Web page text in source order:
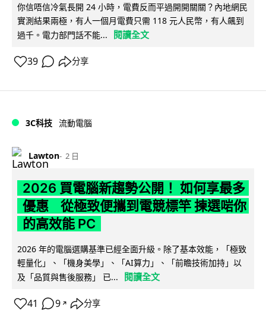
你信唔信冷氣長開 24 小時，電費反而平過開開關關？內地網民
實測結果兩極，有人一個月電費只需 118 元人民幣，有人飆到
過千。電力部門話不能...
閱讀全文
39 分享
3C科技 流動電腦
Lawton 2 日
2026 買電腦新趨勢公開！ 如何享最多
優惠 從極致便攜到電競標竿 揀選啱你
的高效能 PC
2026 年的電腦選購基準已經全面升級。除了基本效能，「極致
輕量化」、「機身美學」、「AI算力」、「前瞻技術加持」以
及「品質與售後服務」 已...
閱讀全文
41 9 ↗ 分享